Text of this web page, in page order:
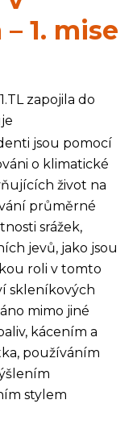
1. mise
zapojila do
jsou pomocí
o klimatické
život na
průměrné
srážek,
jevů, jako jsou
roli v tomto
skleníkových
mimo jiné
kácením a
používáním
stylem